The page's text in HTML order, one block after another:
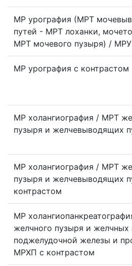
МР урография (МРТ
путей - МРТ лоханки,
МРТ мочевого пузыря) / МРУ
МР урография с контрастом
МР холангиография / МРТ
пузыря и желчевыводящих
МР холангиография / МРТ
пузыря и желчевыводящих
контрастом
МР
желчного пузыря и желчных
поджелудочной железы и
МРХП с контрастом